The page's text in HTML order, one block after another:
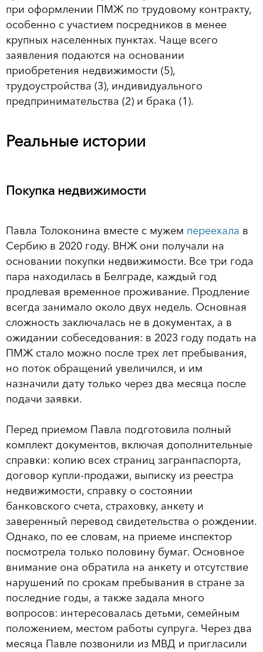
при оформлении ПМЖ по трудовому контракту,
особенно с участием посредников в менее
крупных населенных пунктах. Чаще всего
заявления подаются на основании
приобретения недвижимости (5),
трудоустройства (3), индивидуального
предпринимательства (2) и брака (1).
Реальные истории
Покупка недвижимости
Павла Толоконина вместе с мужем переехала в
Сербию в 2020 году. ВНЖ они получали на
основании покупки недвижимости. Все три года
пара находилась в Белграде, каждый год
продлевая временное проживание. Продление
всегда занимало около двух недель. Основная
сложность заключалась не в документах, а в
ожидании собеседования: в 2023 году подать на
ПМЖ стало можно после трех лет пребывания,
но поток обращений увеличился, и им
назначили дату только через два месяца после
подачи заявки.
Перед приемом Павла подготовила полный
комплект документов, включая дополнительные
справки: копию всех страниц загранпаспорта,
договор купли-продажи, выписку из реестра
недвижимости, справку о состоянии
банковского счета, страховку, анкету и
заверенный перевод свидетельства о рождении.
Однако, по ее словам, на приеме инспектор
посмотрела только половину бумаг. Основное
внимание она обратила на анкету и отсутствие
нарушений по срокам пребывания в стране за
последние годы, а также задала много
вопросов: интересовалась детьми, семейным
положением, местом работы супруга. Через два
месяца Павле позвонили из МВД и пригласили